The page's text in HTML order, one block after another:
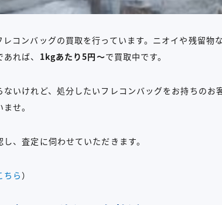
レコンバッグの買取を行っています。ニオイや残留物
れば、 1kgあたり5円～で買取中です。
ないけれど、処分したいフレコンバッグをお持ちのお
せ。
、査定に伺わせていただきます。
ちら）